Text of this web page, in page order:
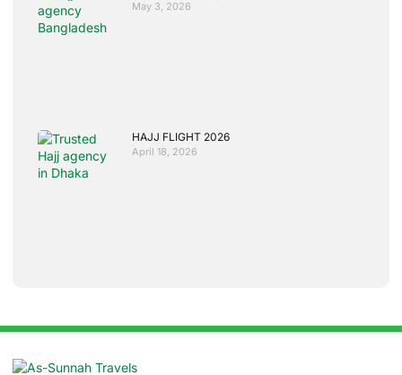
May 3, 2026
HAJJ FLIGHT 2026
April 18, 2026